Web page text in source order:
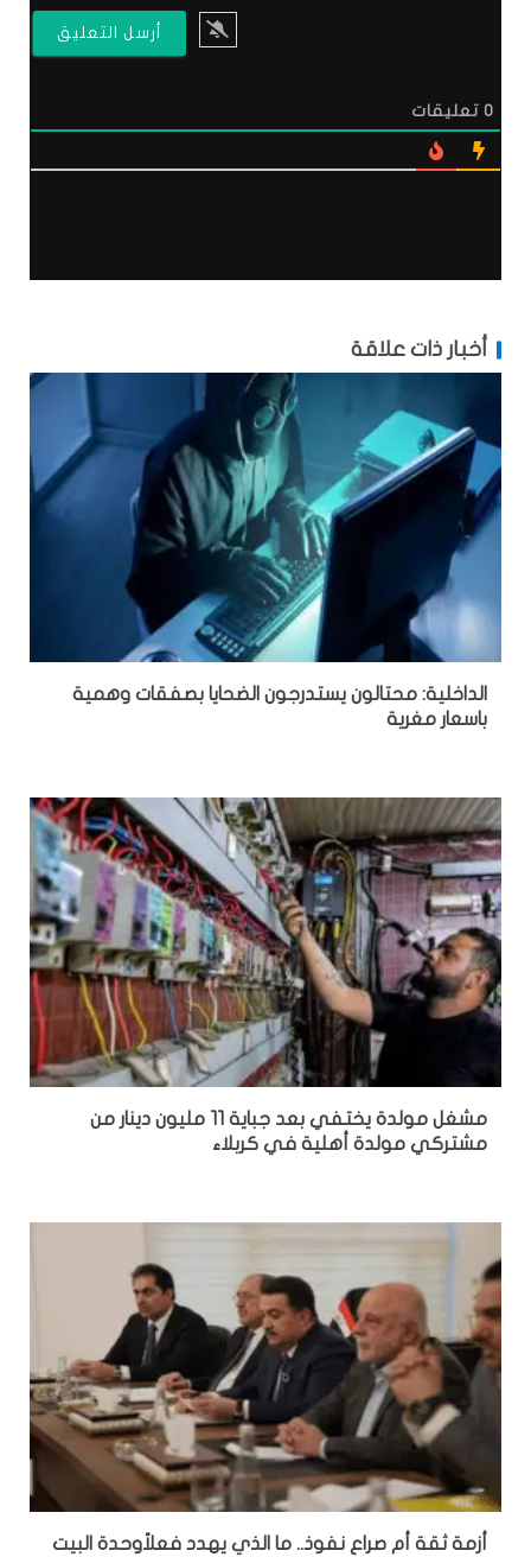
0 تعليقات
أخبار ذات علاقة
الداخلية: محتالون يستدرجون الضحايا بصفقات وهمية
باسعار مغرية
مشغل مولدة يختفي بعد جباية 11 مليون دينار من
مشتركي مولدة أهلية في كربلاء
أزمة ثقة أم صراع نفوذ.. ما الذي يهدد فعلاًوحدة البيت